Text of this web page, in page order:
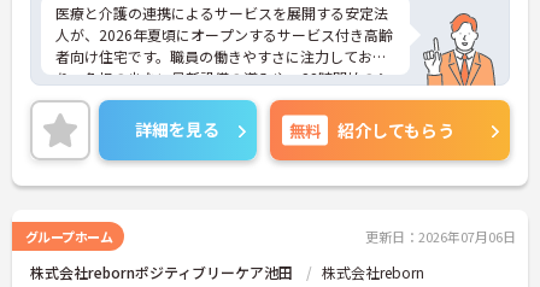
医療と介護の連携によるサービスを展開する安定法
人が、2026年夏頃にオープンするサービス付き高齢
者向け住宅です。職員の働きやすさに注力してお
り、負担の少ない最新設備の導入や、22時開始のシ
ョート夜勤体制により、体力的な負荷を軽減してい
ます。また、残業はほぼなく年間休日115日が確保
されているため、プライベートとの両立が可能で
す。オープニングスタッフの募集であり、チームワ
ークを大切にしながら新しい施設を仲間と創り上げ
の資格手当が支給されるなど給与水準も高く、退職
金や育休等の福利厚生も充実しているため、長期的
に安定して働き続けられる環境が整っています。
詳細を見る 無料 紹介してもらう
グループホーム 更新日：2026年07月06日
株式会社rebornポジティブリーケア池田 株式会社reborn